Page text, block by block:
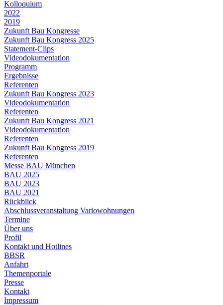
Kolloquium
2022
2019
Zukunft Bau Kongresse
Zukunft Bau Kongress 2025
Statement-Clips
Videodokumentation
Programm
Ergebnisse
Referenten
Zukunft Bau Kongress 2023
Videodokumentation
Referenten
Zukunft Bau Kongress 2021
Videodokumentation
Referenten
Zukunft Bau Kongress 2019
Referenten
Messe BAU München
BAU 2025
BAU 2023
BAU 2021
Rückblick
Abschlussveranstaltung Variowohnungen
Termine
Über uns
Profil
Kontakt und Hotlines
BBSR
Anfahrt
Themenportale
Presse
Kontakt
Impressum